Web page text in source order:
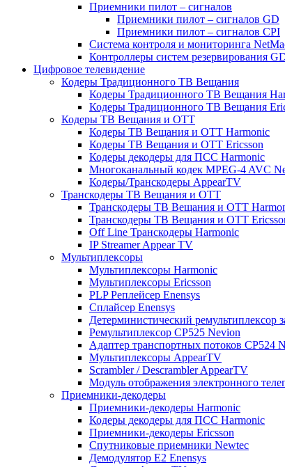
Приемники пилот – сигналов
Приемники пилот – сигналов GD
Приемники пилот – сигналов CPI
Система контроля и мониторинга
Контроллеры систем резервирования
Цифровое телевидение
Кодеры Традиционного ТВ Вещания
Кодеры Традиционного ТВ Вещания
Кодеры Традиционного ТВ Вещания
Кодеры ТВ Вещания и ОТТ
Кодеры ТВ Вещания и ОТТ Harmonic
Кодеры ТВ Вещания и ОТТ Ericsson
Кодеры декодеры для ПСС Harmonic
Многоканальный кодек MPEG-4 AVC
Кодеры/Транскодеры AppearTV
Транскодеры ТВ Вещания и ОТТ
Транскодеры ТВ Вещания и ОТТ
Транскодеры ТВ Вещания и ОТТ
Off Line Транскодеры Harmonic
IP Streamer Appear TV
Мультиплексоры
Мультиплексоры Harmonic
Мультиплексоры Ericsson
PLP Реплейсер Enensys
Сплайсер Enensys
Детерминистический ремультиплексор
Ремультиплексор CP525 Nevion
Адаптер транспортных потоков CP524
Мультиплексоры AppearTV
Scrambler / Descrambler AppearTV
Модуль отображения электронного
Приемники-декодеры
Приемники-декодеры Harmonic
Кодеры декодеры для ПСС Harmonic
Приемники-декодеры Ericsson
Спутниковые приемники Newtec
Демодулятор Е2 Enensys